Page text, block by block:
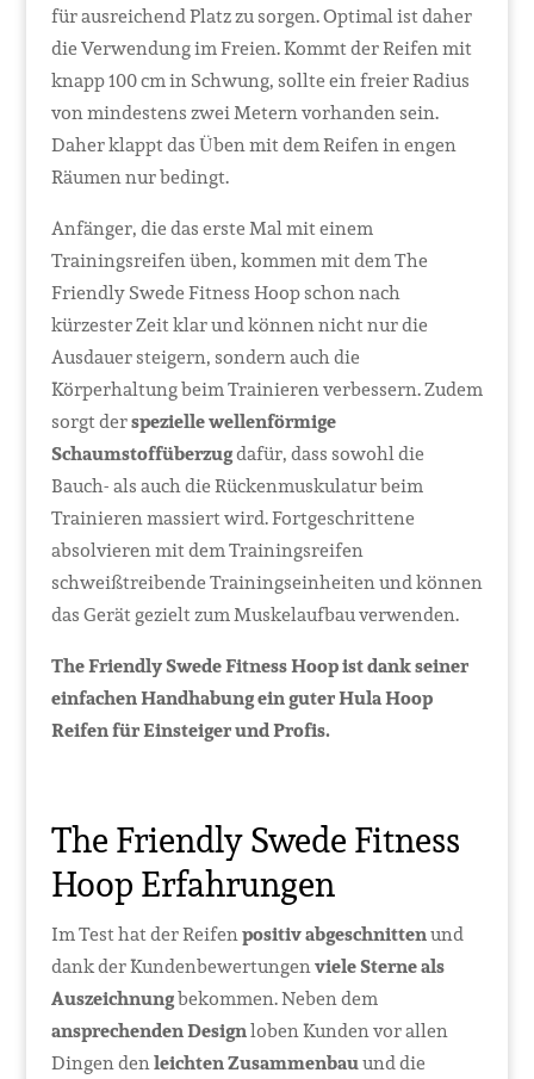
für ausreichend Platz zu sorgen. Optimal ist daher
die Verwendung im Freien. Kommt der Reifen mit
knapp 100 cm in Schwung, sollte ein freier Radius
von mindestens zwei Metern vorhanden sein.
Daher klappt das Üben mit dem Reifen in engen
Räumen nur bedingt.
Anfänger, die das erste Mal mit einem
Trainingsreifen üben, kommen mit dem The
Friendly Swede Fitness Hoop schon nach
kürzester Zeit klar und können nicht nur die
Ausdauer steigern, sondern auch die
Körperhaltung beim Trainieren verbessern. Zudem
sorgt derspezielle wellenförmige
Schaumstoffüberzugdafür, dass sowohl die
Bauch- als auch die Rückenmuskulatur beim
Trainieren massiert wird. Fortgeschrittene
absolvieren mit dem Trainingsreifen
schweißtreibende Trainingseinheiten und können
das Gerät gezielt zum Muskelaufbau verwenden.
The Friendly Swede Fitness Hoop ist dank seiner
einfachen Handhabung ein guter Hula Hoop
Reifen für Einsteiger und Profis.
The Friendly Swede Fitness
Hoop Erfahrungen
Im Test hat der Reifenpositiv abgeschnittenund
dank der Kundenbewertungenviele Sterne als
Auszeichnungbekommen. Neben dem
ansprechenden Designloben Kunden vor allen
Dingen denleichten Zusammenbauund die